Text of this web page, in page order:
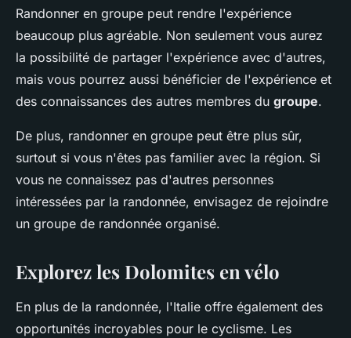
Randonner en groupe peut rendre l'expérience
beaucoup plus agréable. Non seulement vous aurez
la possibilité de partager l'expérience avec d'autres,
mais vous pourrez aussi bénéficier de l'expérience et
des connaissances des autres membres du groupe.
De plus, randonner en groupe peut être plus sûr,
surtout si vous n'êtes pas familier avec la région. Si
vous ne connaissez pas d'autres personnes
intéressées par la randonnée, envisagez de rejoindre
un groupe de randonnée organisé.
Explorez les Dolomites en vélo
En plus de la randonnée, l'Italie offre également des
opportunités incroyables pour le cyclisme. Les